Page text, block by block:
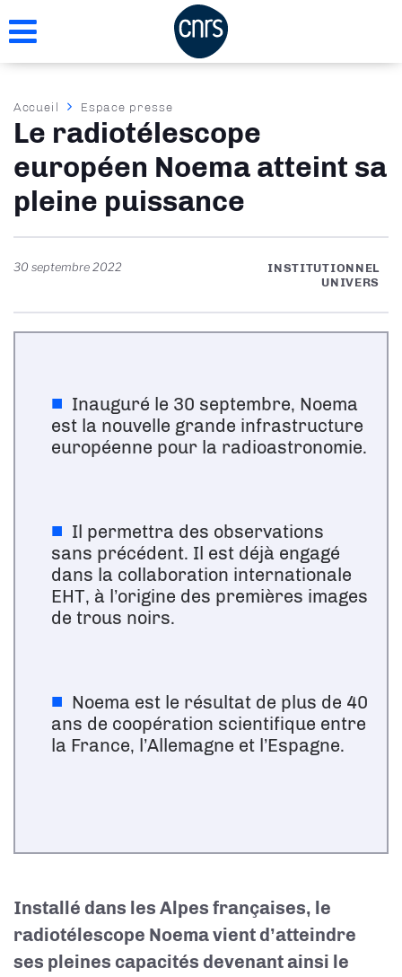
au
Fil
d'Ariane
Accueil Espace presse
Le radiotélescope
européen Noema atteint sa
pleine puissance
30 septembre 2022
INSTITUTIONNEL
UNIVERS
Inauguré le 30 septembre, Noema
est la nouvelle grande infrastructure
européenne pour la radioastronomie.
Il permettra des observations
sans précédent. Il est déjà engagé
dans la collaboration internationale
EHT, à l’origine des premières images
de trous noirs.
Noema est le résultat de plus de 40
ans de coopération scientifique entre
la France, l’Allemagne et l’Espagne.
Installé dans les Alpes françaises, le
radiotélescope Noema vient d’atteindre
ses pleines capacités devenant ainsi le